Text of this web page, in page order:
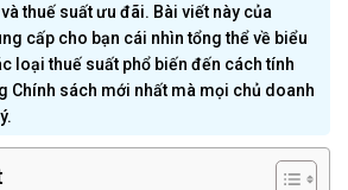
thuế suất ưu đãi. Bài viết này của
cấp cho bạn cái nhìn tổng thể về biểu
loại thuế suất phổ biến đến cách tính
Chính sách mới nhất mà mọi chủ doanh